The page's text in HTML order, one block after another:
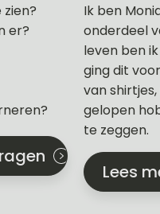
er?
Ik ben
onderdeel
leven ben
ging dit
van
gelopen
te zeggen.
Lees